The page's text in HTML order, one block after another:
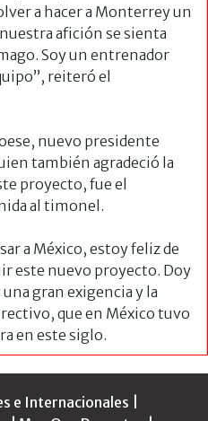
a hacer a Monterrey un
afición se sienta
Soy un entrenador
reiteró el
nuevo presidente
también agradeció la
proyecto, fue el
al timonel.
a México, estoy feliz de
este nuevo proyecto. Doy
gran exigencia y la
que en México tuvo
en este siglo.
e Internacionales